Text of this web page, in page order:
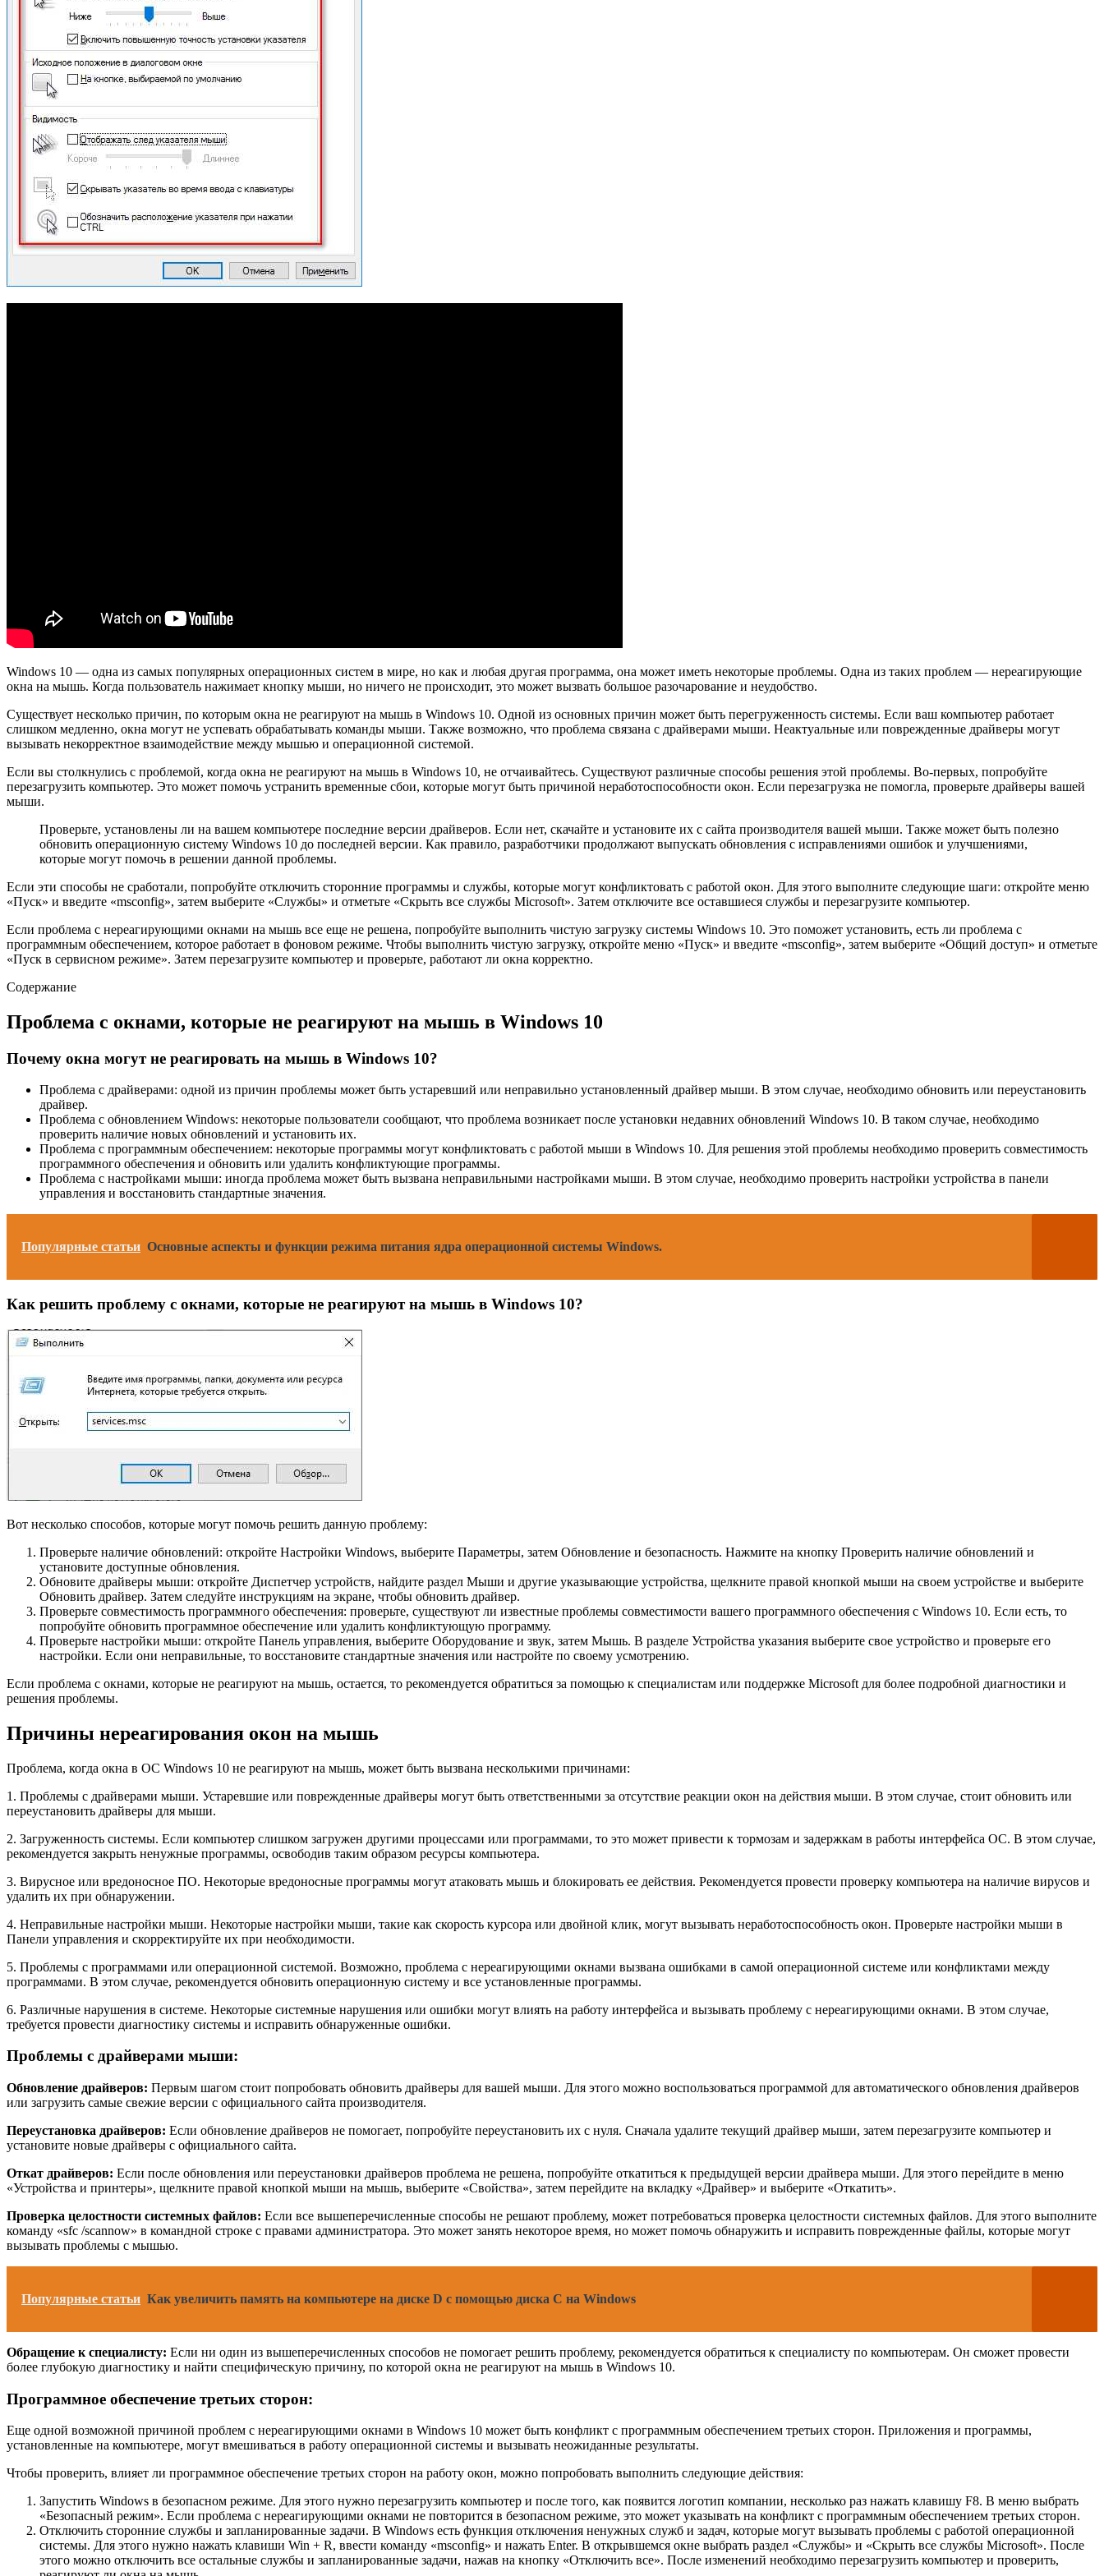
Windows 10 — одна из самых популярных операционных систем в мире, но как и любая другая программа, она может иметь некоторые проблемы. Одна из таких проблем — нереагирующие
окна на мышь. Когда пользователь нажимает кнопку мыши, но ничего не происходит, это может вызвать большое разочарование и неудобство.
Существует несколько причин, по которым окна не реагируют на мышь в Windows 10. Одной из основных причин может быть перегруженность системы. Если ваш компьютер работает
слишком медленно, окна могут не успевать обрабатывать команды мыши. Также возможно, что проблема связана с драйверами мыши. Неактуальные или поврежденные драйверы могут
вызывать некорректное взаимодействие между мышью и операционной системой.
Если вы столкнулись с проблемой, когда окна не реагируют на мышь в Windows 10, не отчаивайтесь. Существуют различные способы решения этой проблемы. Во-первых, попробуйте
перезагрузить компьютер. Это может помочь устранить временные сбои, которые могут быть причиной неработоспособности окон. Если перезагрузка не помогла, проверьте драйверы вашей
мыши.
Проверьте, установлены ли на вашем компьютере последние версии драйверов. Если нет, скачайте и установите их с сайта производителя вашей мыши. Также может быть полезно
обновить операционную систему Windows 10 до последней версии. Как правило, разработчики продолжают выпускать обновления с исправлениями ошибок и улучшениями,
которые могут помочь в решении данной проблемы.
Если эти способы не сработали, попробуйте отключить сторонние программы и службы, которые могут конфликтовать с работой окон. Для этого выполните следующие шаги: откройте меню
«Пуск» и введите «msconfig», затем выберите «Службы» и отметьте «Скрыть все службы Microsoft». Затем отключите все оставшиеся службы и перезагрузите компьютер.
Если проблема с нереагирующими окнами на мышь все еще не решена, попробуйте выполнить чистую загрузку системы Windows 10. Это поможет установить, есть ли проблема с
программным обеспечением, которое работает в фоновом режиме. Чтобы выполнить чистую загрузку, откройте меню «Пуск» и введите «msconfig», затем выберите «Общий доступ» и отметьте
«Пуск в сервисном режиме». Затем перезагрузите компьютер и проверьте, работают ли окна корректно.
Содержание
Проблема с окнами, которые не реагируют на мышь в Windows 10
Почему окна могут не реагировать на мышь в Windows 10?
Проблема с драйверами: одной из причин проблемы может быть устаревший или неправильно установленный драйвер мыши. В этом случае, необходимо обновить или переустановить
драйвер.
Проблема с обновлением Windows: некоторые пользователи сообщают, что проблема возникает после установки недавних обновлений Windows 10. В таком случае, необходимо
проверить наличие новых обновлений и установить их.
Проблема с программным обеспечением: некоторые программы могут конфликтовать с работой мыши в Windows 10. Для решения этой проблемы необходимо проверить совместимость
программного обеспечения и обновить или удалить конфликтующие программы.
Проблема с настройками мыши: иногда проблема может быть вызвана неправильными настройками мыши. В этом случае, необходимо проверить настройки устройства в панели
управления и восстановить стандартные значения.
Популярные статьи Основные аспекты и функции режима питания ядра операционной системы Windows.
Как решить проблему с окнами, которые не реагируют на мышь в Windows 10?
Вот несколько способов, которые могут помочь решить данную проблему:
Проверьте наличие обновлений: откройте Настройки Windows, выберите Параметры, затем Обновление и безопасность. Нажмите на кнопку Проверить наличие обновлений и
установите доступные обновления.
Обновите драйверы мыши: откройте Диспетчер устройств, найдите раздел Мыши и другие указывающие устройства, щелкните правой кнопкой мыши на своем устройстве и выберите
Обновить драйвер. Затем следуйте инструкциям на экране, чтобы обновить драйвер.
Проверьте совместимость программного обеспечения: проверьте, существуют ли известные проблемы совместимости вашего программного обеспечения с Windows 10. Если есть, то
попробуйте обновить программное обеспечение или удалить конфликтующую программу.
Проверьте настройки мыши: откройте Панель управления, выберите Оборудование и звук, затем Мышь. В разделе Устройства указания выберите свое устройство и проверьте его
настройки. Если они неправильные, то восстановите стандартные значения или настройте по своему усмотрению.
Если проблема с окнами, которые не реагируют на мышь, остается, то рекомендуется обратиться за помощью к специалистам или поддержке Microsoft для более подробной диагностики и
решения проблемы.
Причины нереагирования окон на мышь
Проблема, когда окна в ОС Windows 10 не реагируют на мышь, может быть вызвана несколькими причинами:
1. Проблемы с драйверами мыши. Устаревшие или поврежденные драйверы могут быть ответственными за отсутствие реакции окон на действия мыши. В этом случае, стоит обновить или
переустановить драйверы для мыши.
2. Загруженность системы. Если компьютер слишком загружен другими процессами или программами, то это может привести к тормозам и задержкам в работы интерфейса ОС. В этом случае,
рекомендуется закрыть ненужные программы, освободив таким образом ресурсы компьютера.
3. Вирусное или вредоносное ПО. Некоторые вредоносные программы могут атаковать мышь и блокировать ее действия. Рекомендуется провести проверку компьютера на наличие вирусов и
удалить их при обнаружении.
4. Неправильные настройки мыши. Некоторые настройки мыши, такие как скорость курсора или двойной клик, могут вызывать неработоспособность окон. Проверьте настройки мыши в
Панели управления и скорректируйте их при необходимости.
5. Проблемы с программами или операционной системой. Возможно, проблема с нереагирующими окнами вызвана ошибками в самой операционной системе или конфликтами между
программами. В этом случае, рекомендуется обновить операционную систему и все установленные программы.
6. Различные нарушения в системе. Некоторые системные нарушения или ошибки могут влиять на работу интерфейса и вызывать проблему с нереагирующими окнами. В этом случае,
требуется провести диагностику системы и исправить обнаруженные ошибки.
Проблемы с драйверами мыши:
Обновление драйверов: Первым шагом стоит попробовать обновить драйверы для вашей мыши. Для этого можно воспользоваться программой для автоматического обновления драйверов
или загрузить самые свежие версии с официального сайта производителя.
Переустановка драйверов: Если обновление драйверов не помогает, попробуйте переустановить их с нуля. Сначала удалите текущий драйвер мыши, затем перезагрузите компьютер и
установите новые драйверы с официального сайта.
Откат драйверов: Если после обновления или переустановки драйверов проблема не решена, попробуйте откатиться к предыдущей версии драйвера мыши. Для этого перейдите в меню
«Устройства и принтеры», щелкните правой кнопкой мыши на мышь, выберите «Свойства», затем перейдите на вкладку «Драйвер» и выберите «Откатить».
Проверка целостности системных файлов: Если все вышеперечисленные способы не решают проблему, может потребоваться проверка целостности системных файлов. Для этого выполните
команду «sfc /scannow» в командной строке с правами администратора. Это может занять некоторое время, но может помочь обнаружить и исправить поврежденные файлы, которые могут
вызывать проблемы с мышью.
Популярные статьи Как увеличить память на компьютере на диске D с помощью диска C на Windows
Обращение к специалисту: Если ни один из вышеперечисленных способов не помогает решить проблему, рекомендуется обратиться к специалисту по компьютерам. Он сможет провести
более глубокую диагностику и найти специфическую причину, по которой окна не реагируют на мышь в Windows 10.
Программное обеспечение третьих сторон:
Еще одной возможной причиной проблем с нереагирующими окнами в Windows 10 может быть конфликт с программным обеспечением третьих сторон. Приложения и программы,
установленные на компьютере, могут вмешиваться в работу операционной системы и вызывать неожиданные результаты.
Чтобы проверить, влияет ли программное обеспечение третьих сторон на работу окон, можно попробовать выполнить следующие действия:
Запустить Windows в безопасном режиме. Для этого нужно перезагрузить компьютер и после того, как появится логотип компании, несколько раз нажать клавишу F8. В меню выбрать
«Безопасный режим». Если проблема с нереагирующими окнами не повторится в безопасном режиме, это может указывать на конфликт с программным обеспечением третьих сторон.
Отключить сторонние службы и запланированные задачи. В Windows есть функция отключения ненужных служб и задач, которые могут вызывать проблемы с работой операционной
системы. Для этого нужно нажать клавиши Win + R, ввести команду «msconfig» и нажать Enter. В открывшемся окне выбрать раздел «Службы» и «Скрыть все службы Microsoft». После
этого можно отключить все остальные службы и запланированные задачи, нажав на кнопку «Отключить все». После изменений необходимо перезагрузить компьютер и проверить,